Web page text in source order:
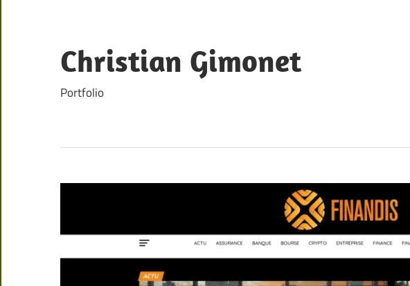
content
Christian Gimonet
Portfolio